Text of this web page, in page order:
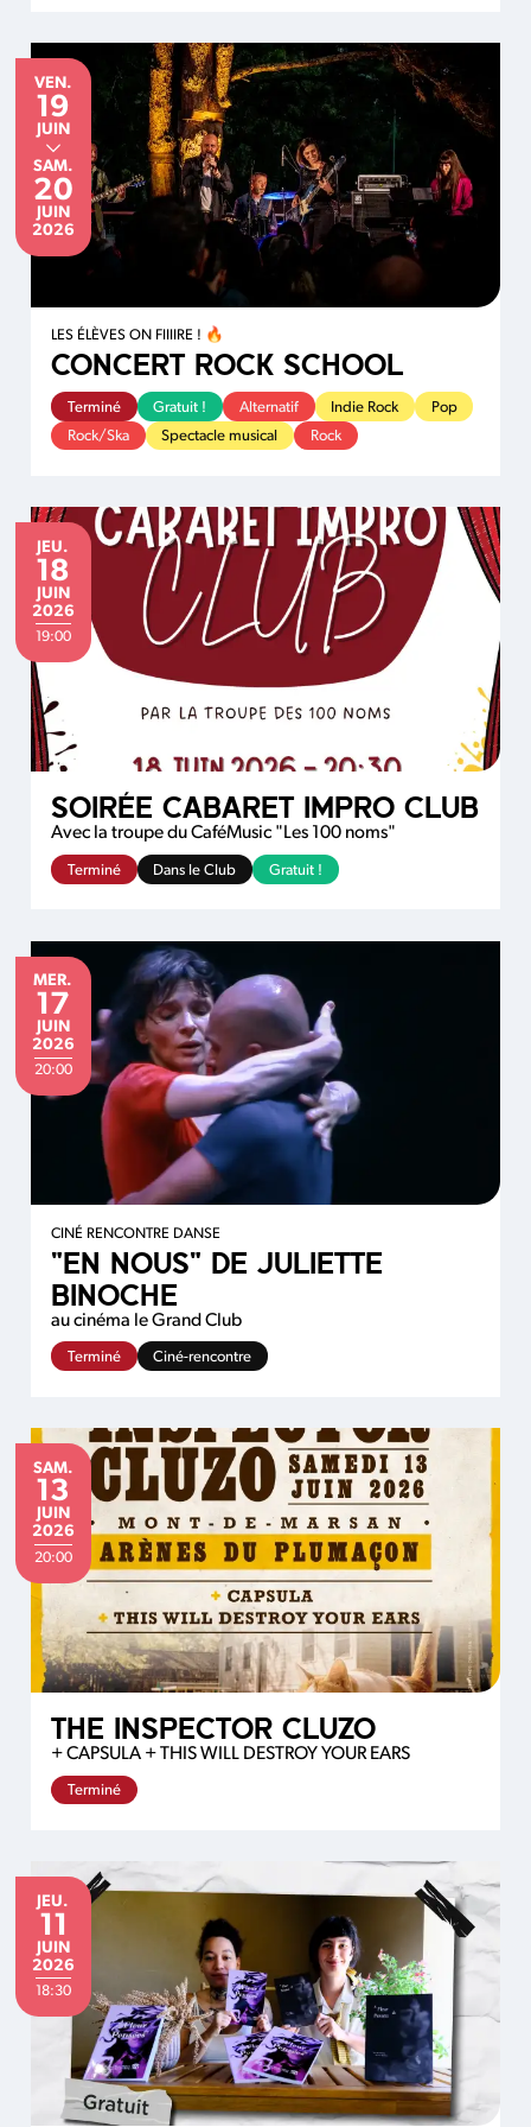
du
VENDREDI
VEN.
19
JUIN
JUIN
au
SAMEDI
SAM.
20
JUIN
JUIN
2026
LES ÉLÈVES ON FIIIIRE ! 🔥
CONCERT ROCK SCHOOL
Terminé Gratuit ! Alternatif Indie Rock
Pop
Rock/Ska
Spectacle musical Rock
JEUDI
JEU.
18
JUIN
JUIN
2026
19:00
SOIRÉE CABARET IMPRO CLUB
Avec la troupe du CaféMusic "Les 100 noms"
Terminé Dans le Club Gratuit !
MERCREDI
MER.
17
JUIN
JUIN
2026
20:00
CINÉ RENCONTRE DANSE
"EN NOUS" DE JULIETTE
BINOCHE
au cinéma le Grand Club
Terminé Ciné-rencontre
SAMEDI
SAM.
13
JUIN
JUIN
2026
20:00
THE INSPECTOR CLUZO
+ CAPSULA + THIS WILL DESTROY YOUR EARS
Terminé
JEUDI
JEU.
11
JUIN
JUIN
2026
18:30